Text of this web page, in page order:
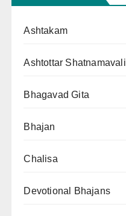
Ashtakam
Ashtottar Shatnamavali
Bhagavad Gita
Bhajan
Chalisa
Devotional Bhajans